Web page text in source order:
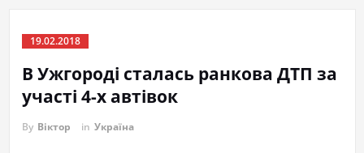
19.02.2018
В Ужгороді сталась ранкова ДТП за
участі 4-х автівок
By Віктор in Україна